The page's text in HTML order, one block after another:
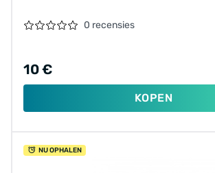
0 recensies
10 €
KOPEN
NU OPHALEN